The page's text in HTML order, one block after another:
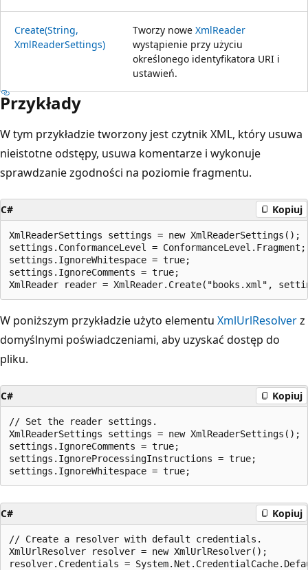
Create(String,
XmlReaderSettings)
Tworzy nowe XmlReader
wystąpienie przy użyciu
określonego identyfikatora URI i
ustawień.
Przykłady
W tym przykładzie tworzony jest czytnik XML, który usuwa
nieistotne odstępy, usuwa komentarze i wykonuje
sprawdzanie zgodności na poziomie fragmentu.
C# Kopiuj
XmlReaderSettings settings = new XmlReaderSettings();
settings.ConformanceLevel = ConformanceLevel.Fragment;
settings.IgnoreWhitespace = true;
settings.IgnoreComments = true;
W poniższym przykładzie użyto elementu XmlUrlResolverz
domyślnymi poświadczeniami, aby uzyskać dostęp do
pliku.
C# Kopiuj
// Set the reader settings.
XmlReaderSettings settings = new XmlReaderSettings();
settings.IgnoreComments = true;
settings.IgnoreProcessingInstructions = true;
C# Kopiuj
// Create a resolver with default credentials.
XmlUrlResolver resolver = new XmlUrlResolver();
resolver.Credentials =